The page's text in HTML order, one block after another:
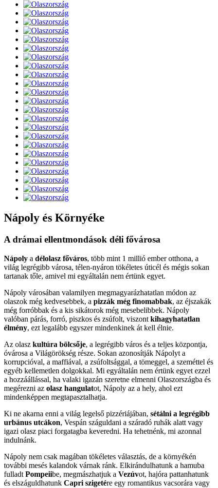
Nápoly és Környéke
A drámai ellentmondások déli fővárosa
Nápoly a délolasz főváros, több mint 1 millió ember otthona, a
világ legrégibb városa, télen-nyáron tökéletes úticél és mégis sokan
tartanak tőle, amivel mi egyáltalán nem értünk egyet.
Nápoly városában valamilyen megmagyarázhatatlan módon az
olaszok még kedvesebbek, a pizzák még finomabbak, az éjszakák
még forróbbak és a kis sikátorok még mesebelibbek. Nápoly
valóban párás, forró, piszkos és zsúfolt, viszont kihagyhatatlan
élmény, ezt legalább egyszer mindenkinek át kell élnie.
Az olasz kultúra bölcsője, a legrégibb város és a teljes központja,
óvárosa a Világörökség része. Sokan azonosítják Nápolyt a
korrupcióval, a maffiával, a zsúfoltsággal, a tömeggel, a szeméttel és
egyéb kellemetlen dolgokkal. Mi egyáltalán nem értünk egyet ezzel
a hozzáállással, ha valaki igazán szeretne elmenni Olaszországba és
megérezni az olasz hangulatot, Nápoly az a hely, ahol ezt
mindenképpen megtapasztalhatja.
Ki ne akarna enni a világ legelső pizzériájában, sétálni a legrégibb
urbánus utcákon, Vespán száguldani a száradó ruhák alatt vagy
igazi olasz piaci forgatagba keveredni. Ha tehetnénk, mi azonnal
indulnánk.
Nápoly nem csak magában tökéletes választás, de a környékén
további mesés kalandok várnak ránk. Elkirándulhatunk a hamuba
fulladt Pompeiibe, megmászhatjuk a Vezúvot, hajóra pattanhatunk
és elszáguldhatunk Capri szigetére egy romantikus vacsorára vagy